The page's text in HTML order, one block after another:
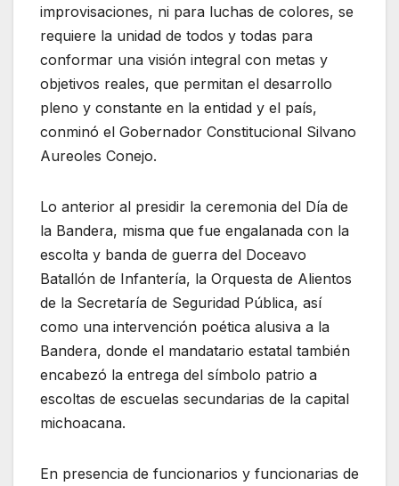
improvisaciones, ni para luchas de colores, se
requiere la unidad de todos y todas para
conformar una visión integral con metas y
objetivos reales, que permitan el desarrollo
pleno y constante en la entidad y el país,
conminó el Gobernador Constitucional Silvano
Aureoles Conejo.
Lo anterior al presidir la ceremonia del Día de
la Bandera, misma que fue engalanada con la
escolta y banda de guerra del Doceavo
Batallón de Infantería, la Orquesta de Alientos
de la Secretaría de Seguridad Pública, así
como una intervención poética alusiva a la
Bandera, donde el mandatario estatal también
encabezó la entrega del símbolo patrio a
escoltas de escuelas secundarias de la capital
michoacana.
En presencia de funcionarios y funcionarias de